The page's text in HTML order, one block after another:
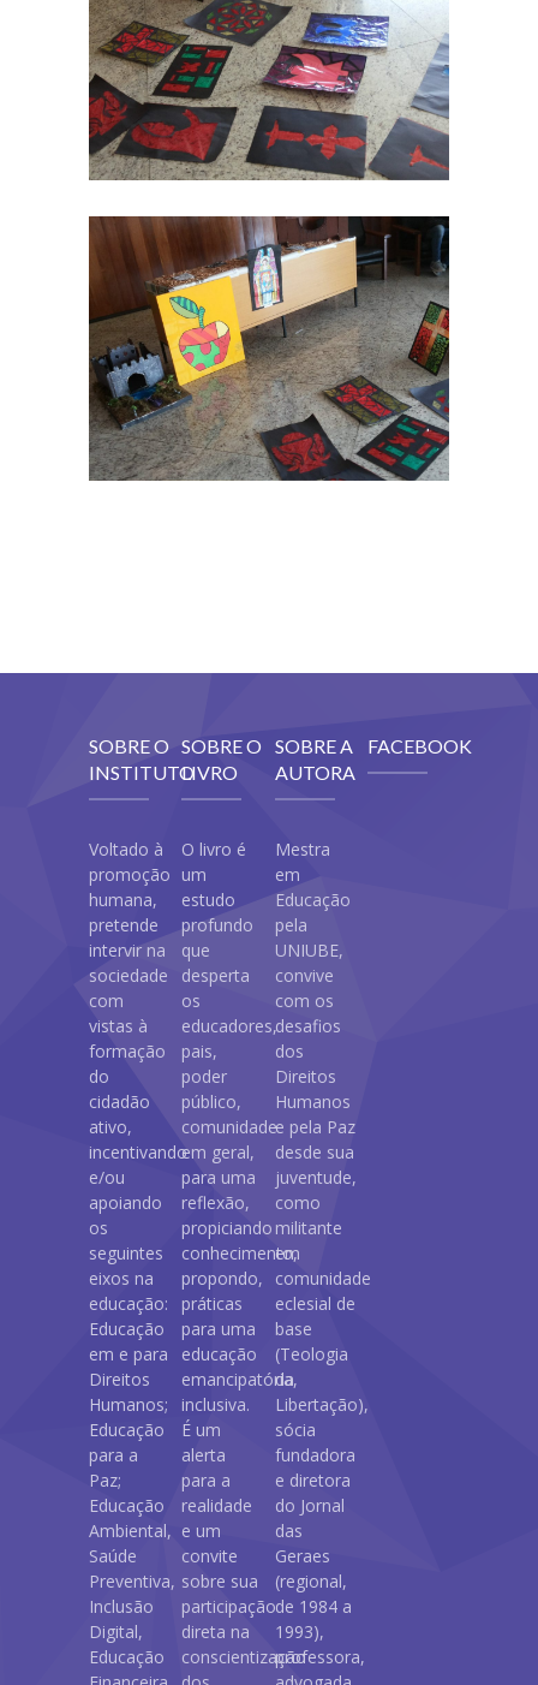
SOBRE O
INSTITUTO
Voltado à
promoção
humana,
pretende
intervir na
sociedade
com
vistas à
formação
do
cidadão
ativo,
incentivando
e/ou
apoiando
os
seguintes
eixos na
educação:
Educação
em e para
Direitos
Humanos;
Educação
para a
Paz;
Educação
Ambiental,
Saúde
Preventiva,
Inclusão
Digital,
Educação
SOBRE O
LIVRO
O livro é
um
estudo
profundo
que
desperta
os
educadores,
pais,
poder
público,
comunidade
em geral,
para uma
reflexão,
propiciando
conhecimento,
propondo,
práticas
para uma
educação
emancipatória,
inclusiva.
É um
alerta
para a
realidade
e um
convite
sobre sua
participação
direta na
conscientização
SOBRE A
AUTORA
Mestra
em
Educação
pela
UNIUBE,
convive
com os
desafios
dos
Direitos
Humanos
e pela Paz
desde sua
juventude,
como
militante
em
comunidade
eclesial de
base
(Teologia
da
Libertação),
sócia
fundadora
e diretora
do Jornal
das
Geraes
(regional,
de 1984 a
1993),
professora,
FACEBOOK